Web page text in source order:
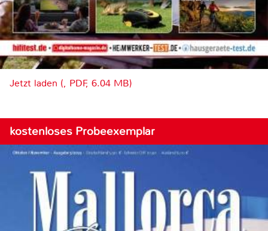
Jetzt laden (, PDF, 6.04 MB)
kostenloses Probeexemplar